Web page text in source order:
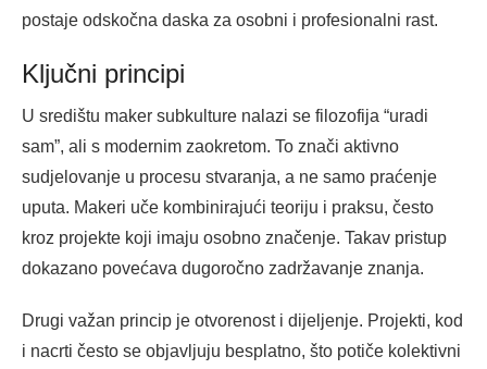
postaje odskočna daska za osobni i profesionalni rast.
Ključni principi
U središtu maker subkulture nalazi se filozofija “uradi
sam”, ali s modernim zaokretom. To znači aktivno
sudjelovanje u procesu stvaranja, a ne samo praćenje
uputa. Makeri uče kombinirajući teoriju i praksu, često
kroz projekte koji imaju osobno značenje. Takav pristup
dokazano povećava dugoročno zadržavanje znanja.
Drugi važan princip je otvorenost i dijeljenje. Projekti, kod
i nacrti često se objavljuju besplatno, što potiče kolektivni